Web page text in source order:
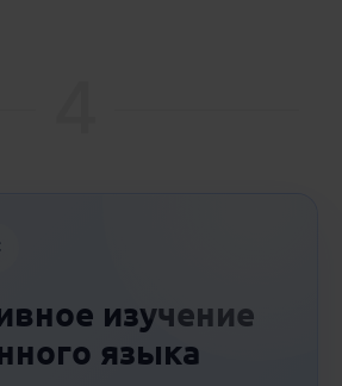
изучение
языка